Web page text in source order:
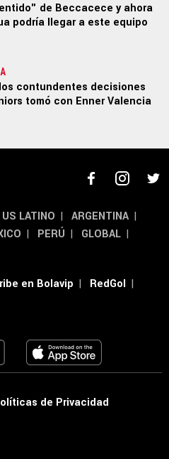
de Beccacece y ahora
podría llegar a este equipo
contundentes decisiones
tomó con Enner Valencia
US LATINO | ARGENTINA |
| PERÚ | GLOBAL |
en Bolavip | RedGol |
de Privacidad